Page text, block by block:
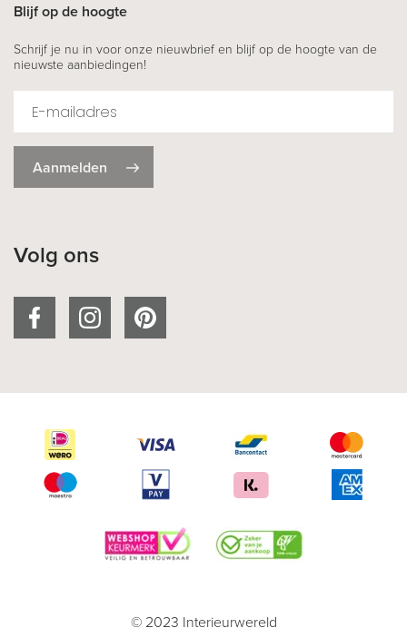
Blijf op de hoogte
Schrijf je nu in voor onze nieuwbrief en blijf op de hoogte van de
nieuwste aanbiedingen!
Aanmelden
Volg ons
© 2023 Interieurwereld